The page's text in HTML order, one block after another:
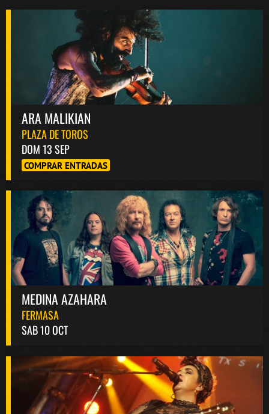
ARA MALIKIAN
PLAZA DE TOROS
DOM 13 SEP
COMPRAR ENTRADAS
MEDINA AZAHARA
FERMASA
SAB 10 OCT